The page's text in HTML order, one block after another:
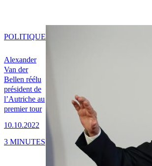
Alexander
Van der
Bellen réélu
président de
l’Autriche au
premier tour
10.10.2022
POLITIQUE
3 MINUTES